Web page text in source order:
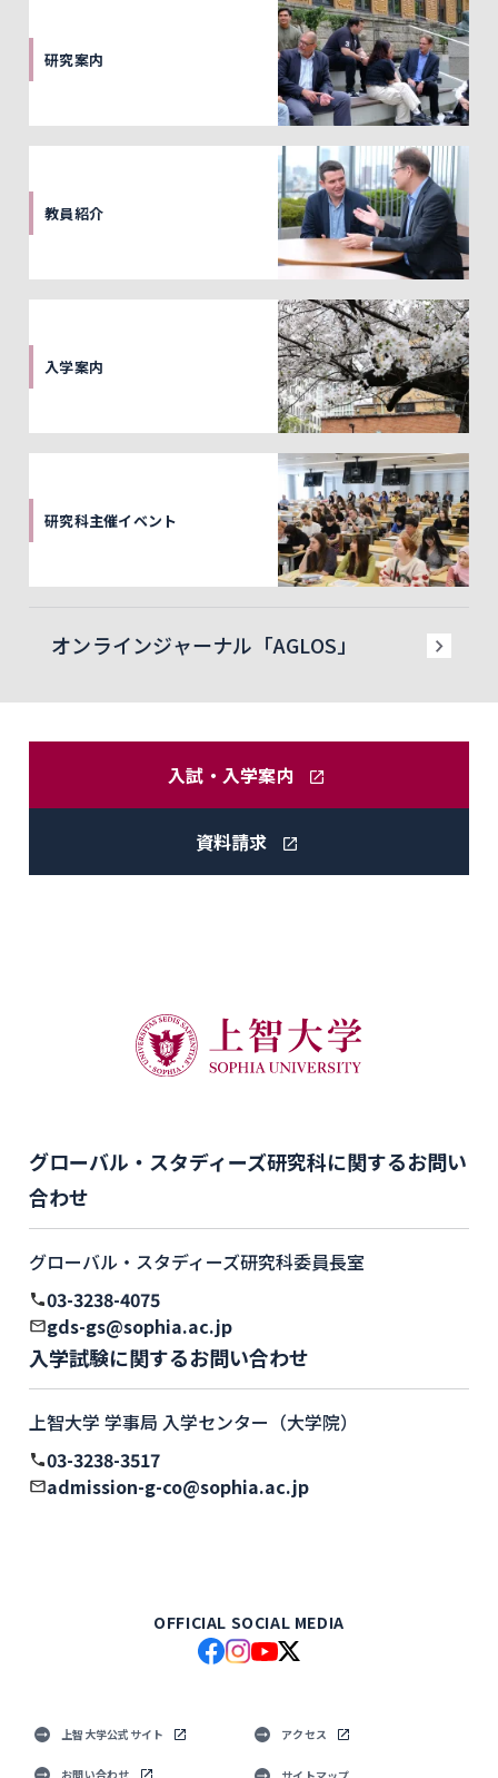
研究案内
教員紹介
入学案内
研究科主催イベント
オンラインジャーナル「AGLOS」
入試・入学案内
資料請求
グローバル・スタディーズ研究科に関するお問い
合わせ
グローバル・スタディーズ研究科委員長室
03-3238-4075
gds-gs@sophia.ac.jp
入学試験に関するお問い合わせ
上智大学 学事局 入学センター（大学院）
03-3238-3517
admission-g-co@sophia.ac.jp
OFFICIAL SOCIAL MEDIA
上智大学公式サイト アクセス
お問い合わせ